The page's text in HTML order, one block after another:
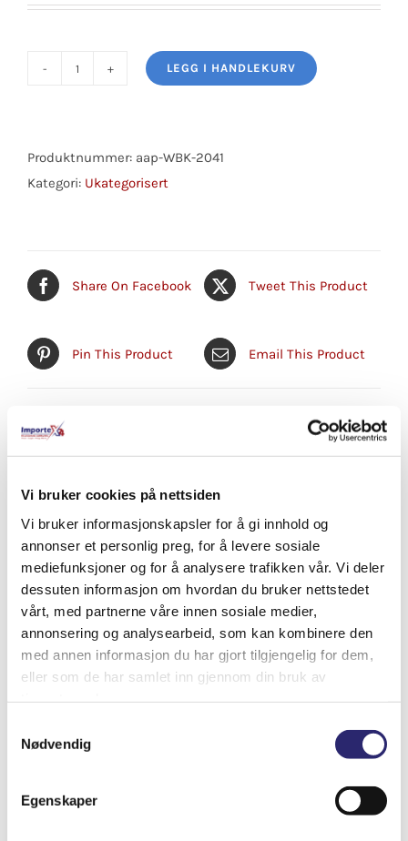
Vi bruker cookies på nettsiden
Vi bruker informasjonskapsler for å gi innhold og
annonser et personlig preg, for å levere sosiale
mediefunksjoner og for å analysere trafikken vår. Vi deler
dessuten informasjon om hvordan du bruker nettstedet
vårt, med partnerne våre innen sosiale medier,
annonsering og analysearbeid, som kan kombinere den
med annen informasjon du har gjort tilgjengelig for dem,
eller som de har samlet inn gjennom din bruk av
Nødvendig
Egenskaper
antall
LEGG I HANDLEKURV
Produktnummer: aap-WBK-2041
Kategori: Ukategorisert
Share On Facebook Tweet This Product
Pin This Product Email This Product
Relaterte produkter
STARTER 10T 1,2KW